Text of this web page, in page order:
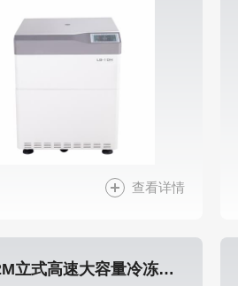
查看详情
LG-22M立式高速大容量冷冻离心机